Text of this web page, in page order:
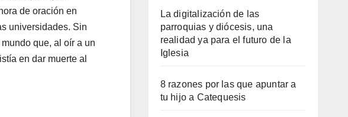
de oración en
universidades. Sin
que, al oír a un
en dar muerte al
La digitalización de las
parroquias y diócesis, una
realidad ya para el futuro de la
Iglesia
8 razones por las que apuntar a
tu hijo a Catequesis